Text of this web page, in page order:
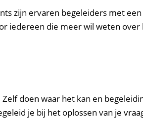
zijn ervaren begeleiders met
iedereen die meer wil weten over
doen waar het kan en
je bij het oplossen van je